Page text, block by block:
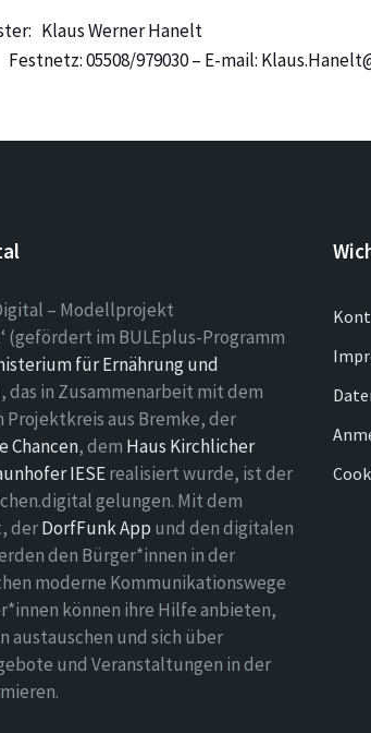
Klaus Werner Hanelt
05508/979030 – E-mail:
– Modellprojekt
(gefördert im BULEplus-Programm
für Ernährung und
das in Zusammenarbeit mit dem
aus Bremke, der
Chancen, dem Haus Kirchlicher
IESErealisiert wurde, ist der
gelungen. Mit dem
derDorfFunk App und den digitalen
den Bürger*innen in der
moderne Kommunikationswege
können ihre Hilfe anbieten,
austauschen und sich über
und Veranstaltungen in der